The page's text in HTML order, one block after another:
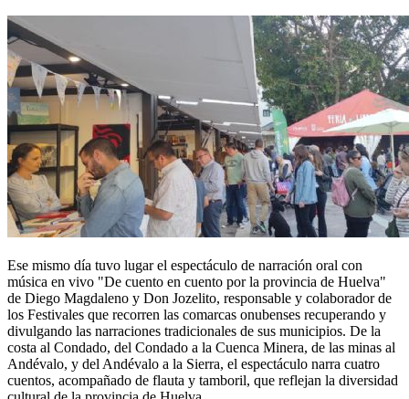
Ese mismo día tuvo lugar el espectáculo de narración oral con
música en vivo "De cuento en cuento por la provincia de Huelva"
de Diego Magdaleno y Don Jozelito, responsable y colaborador de
los Festivales que recorren las comarcas onubenses recuperando y
divulgando las narraciones tradicionales de sus municipios. De la
costa al Condado, del Condado a la Cuenca Minera, de las minas al
Andévalo, y del Andévalo a la Sierra, el espectáculo narra cuatro
cuentos, acompañado de flauta y tamboril, que reflejan la diversidad